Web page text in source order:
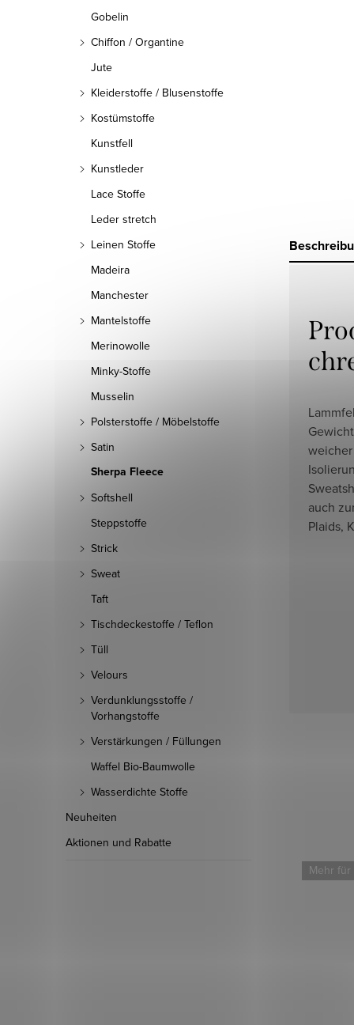
Gobelin
Chiffon / Organtine
Jute
Kleiderstoffe / Blusenstoffe
Kostümstoffe
Kunstfell
Kunstleder
Lace Stoffe
Leder stretch
Leinen Stoffe
Madeira
Manchester
Mantelstoffe
Merinowolle
Minky-Stoffe
Musselin
Polsterstoffe / Möbelstoffe
Satin
Sherpa Fleece
Softshell
Steppstoffe
Strick
Sweat
Taft
Tischdeckestoffe / Teflon
Tüll
Velours
Verdunklungsstoffe /
Vorhangstoffe
Verstärkungen / Füllungen
Waffel Bio-Baumwolle
Wasserdichte Stoffe
Neuheiten
Aktionen und Rabatte
auch
Plaids,
Mehr